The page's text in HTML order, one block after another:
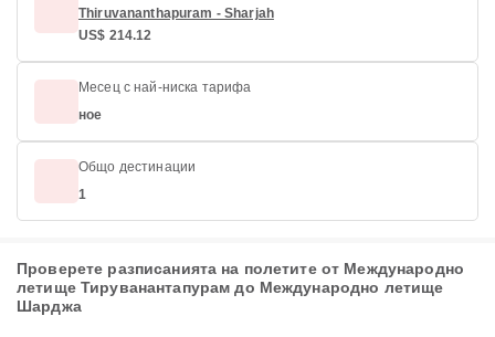
Thiruvananthapuram - Sharjah
US$ 214.12
Месец с най-ниска тарифа
ное
Общо дестинации
1
Проверете разписанията на полетите от Международно
летище Тируванантапурам до Международно летище
Шарджа